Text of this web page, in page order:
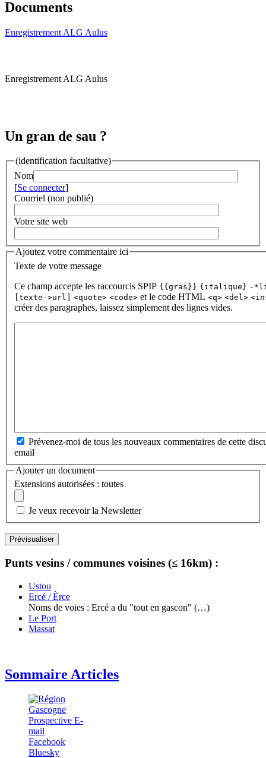
Documents
Enregistrement ALG Aulus
Enregistrement ALG Aulus
Un gran de sau ?
(identification facultative)
Nom
[Se connecter]
Courriel (non publié)
Votre site web
Ajoutez votre commentaire ici
Texte de votre message
Ce champ accepte les raccourcis SPIP {{gras}} {italique} -
[texte->url] <quote> <code> et le code HTML <q> <del>
créer des paragraphes, laissez simplement des lignes vides.
Prévenez-moi de tous les nouveaux commentaires de cette
email
Ajouter un document
Extensions autorisées : toutes
Je veux recevoir la Newsletter
Punts vesins / communes voisines (≤ 16km) :
Ustou
Ercé / Èrce
Noms de voies : Ercé a du "tout en gascon" (…)
Le Port
Massat
Sommaire Articles